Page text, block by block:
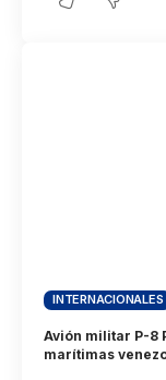
INTERNACIONALES
Avión militar P-8
marítimas